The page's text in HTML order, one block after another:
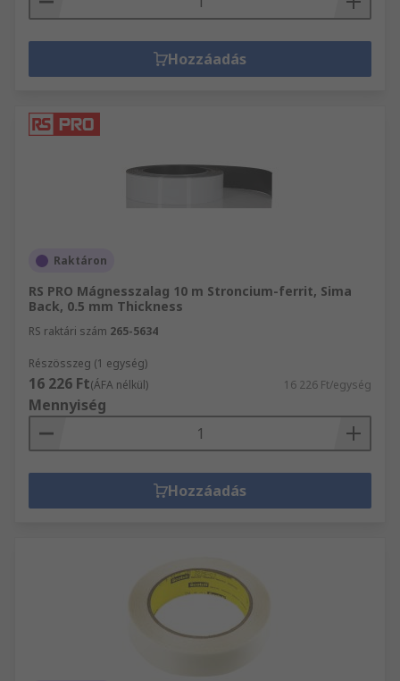
Hozzáadás
Raktáron
RS PRO Mágnesszalag 10 m Stroncium-ferrit, Sima
Back, 0.5 mm Thickness
RS raktári szám 265-5634
Részösszeg (1 egység)
16 226 Ft(ÁFA nélkül) 16 226 Ft/egység
Mennyiség
Hozzáadás